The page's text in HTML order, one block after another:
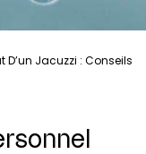
D’un Jacuzzi : Conseils